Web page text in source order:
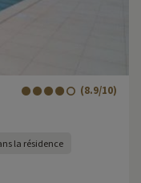
(8.9/10)
la résidence